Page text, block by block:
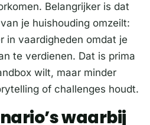
Belangrijker is dat
je huishouding omzeilt:
in vaardigheden omdat je
te verdienen. Dat is prima
wilt, maar minder
of challenges houdt.
waarbij